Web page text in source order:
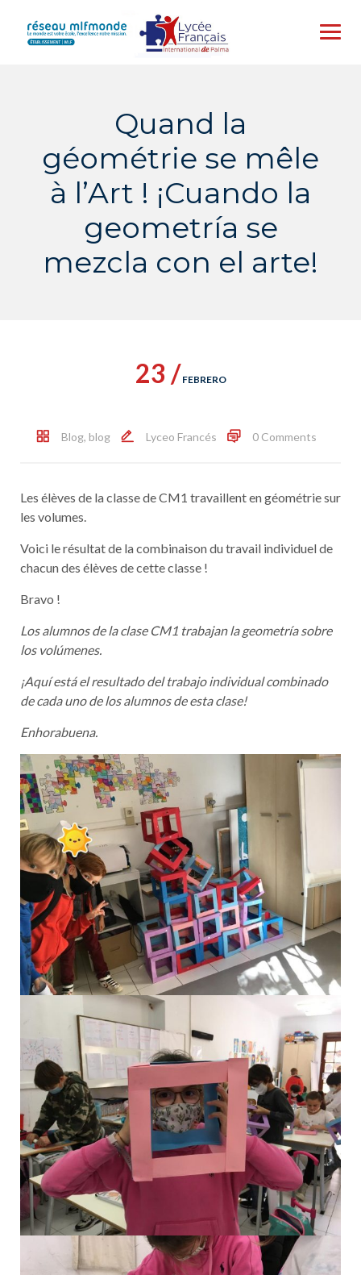
content
Quand la
géométrie se mêle
à l’Art ! ¡Cuando la
geometría se
mezcla con el arte!
23 / FEBRERO
Blog, blog Lyceo Francés 0 Comments
Les élèves de la classe de CM1 travaillent en géométrie sur
les volumes.
Voici le résultat de la combinaison du travail individuel de
chacun des élèves de cette classe !
Bravo !
Los alumnos de la clase CM1 trabajan la geometría sobre
los volúmenes.
¡Aquí está el resultado del trabajo individual combinado
de cada uno de los alumnos de esta clase!
Enhorabuena.